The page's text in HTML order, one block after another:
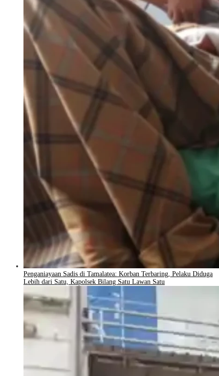
Penganiayaan Sadis di Tamalatea: Korban Terbaring, Pelaku Diduga
Lebih dari Satu, Kapolsek Bilang Satu Lawan Satu